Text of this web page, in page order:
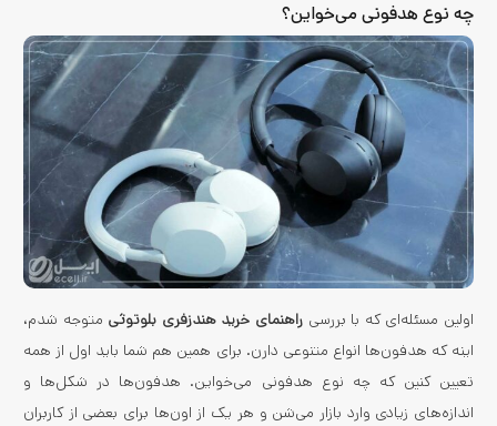
چه نوع هدفونی می‌خواین؟
اولین مسئله‌ای که با بررسی راهنمای خرید هندزفری بلوتوثی متوجه شدم،
اینه که هدفون‌ها انواع متنوعی دارن. برای همین هم شما باید اول از همه
تعیین کنین که چه نوع هدفونی می‌خواین. هدفون‌ها در شکل‌ها و
اندازه‌های زیادی وارد بازار می‌شن و هر یک از اون‌ها برای بعضی از کاربران